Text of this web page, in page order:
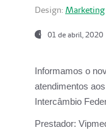
Design: Marketing
01 de abril, 2020
Informamos o
atendimentos
Intercâmbio
Prestador: